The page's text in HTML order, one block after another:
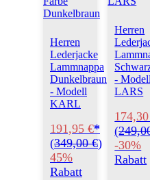
Herren
Lederjacke
Lammnappa
Dunkelbraun
- Modell
KARL
191,95 €*
(349,00 €)
45%
Rabatt
Herren
- Modell
LARS
(
-30%
Rabatt